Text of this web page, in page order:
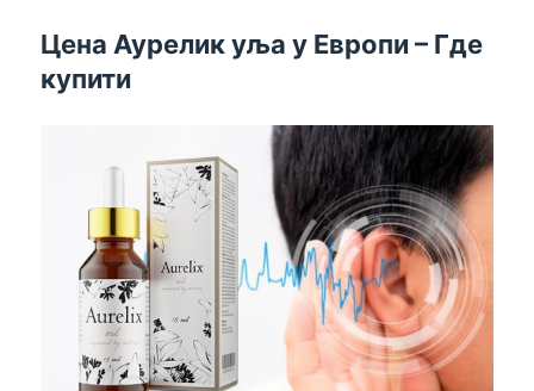
Цена Аурелик уља у Европи – Где
купити